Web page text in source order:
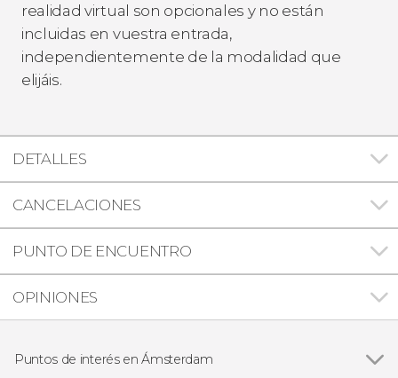
realidad virtual son opcionales y no están
incluidas en vuestra entrada,
independientemente de la modalidad que
elijáis.
DETALLES
CANCELACIONES
PUNTO DE ENCUENTRO
OPINIONES
Puntos de interés en Ámsterdam